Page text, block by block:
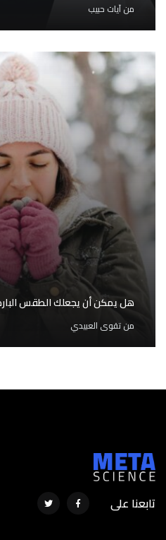
منآيات حبيب
هل يمكن أن يجعلك الطقس
منتقوى العبيدي
تابعنا على